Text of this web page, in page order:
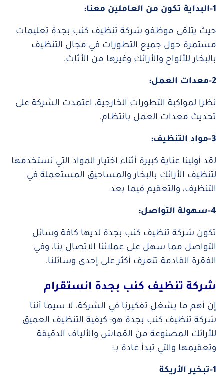
1-البداية تكون من العاملين معنا:
حيث يتلقى موظفو شركة تنظيف كنب بجدة تعليمات
مستمرة حول جميع التطورات في مجال التنظيف
بالبخار للألواح والأرائك وغيرها من الأثاث.
2-معدات العمل:
نظرا لمواكبة التطورات الخارجية، اعتمدت الشركة على
تحديث معدات العمل بانتظام.
3-مواد التنظيف:
لقد أولينا عناية كبيرة أثناء اختيار المواد التي نستخدمها
لتنظيف الأرائك بالبخار والمساحيق المستعملة في
التنظيف، والتعقيم فيما بعد.
4-سهولة التواصل:
تكون شركة تنظيف كنب بجدة لديها كافة وسائل
التواصل مما سهل على عملائنا الاتصال بنا، وفي
الفقرة القادمة تتعرف أكثر على إحدى وسائلنا.
شركة تنظيف كنب بجدة انستقرام
إن أهم ما يشغل تفكيرنا في الشركة، لا سيما أننا
شركة تنظيف كنب بجدة هو: كيفية التنظيف العميق
للأرائك المصنوعة من القماش والألياف الدقيقة
وتعقيمها والتي تبدأ عادة بــ:
1-تبخير الأريكة